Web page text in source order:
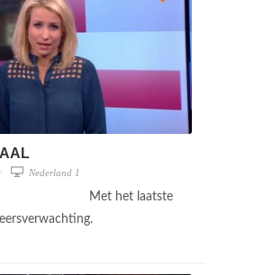
Nederland 1
Met het laatste